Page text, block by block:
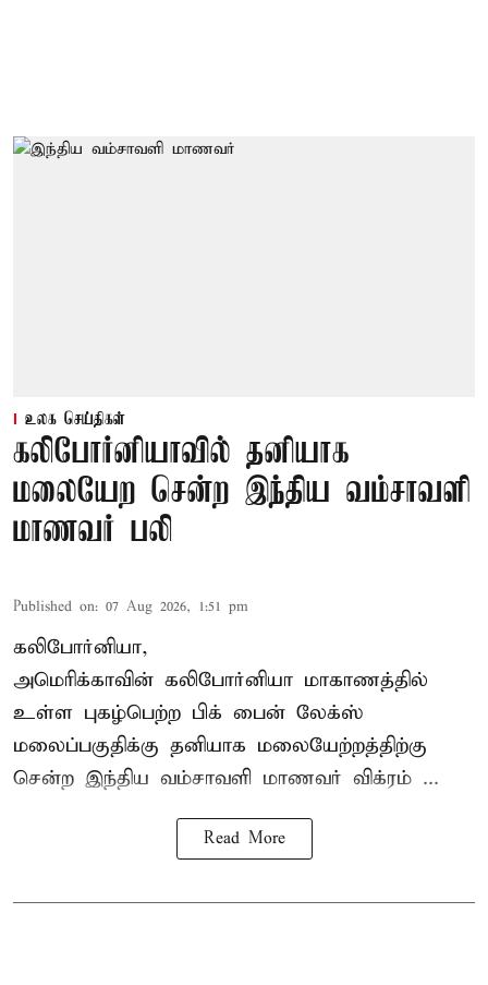
உலக செய்திகள்
கலிபோர்னியாவில் தனியாக
மலையேற சென்ற இந்திய வம்சாவளி
மாணவர் பலி
Published on: 07 Aug 2026, 1:51 pm
கலிபோர்னியா,
அமெரிக்காவின் கலிபோர்னியா மாகாணத்தில்
உள்ள புகழ்பெற்ற பிக் பைன் லேக்ஸ்
மலைப்பகுதிக்கு தனியாக மலையேற்றத்திற்கு
சென்ற இந்திய வம்சாவளி மாணவர் விக்ரம் ...
Read More